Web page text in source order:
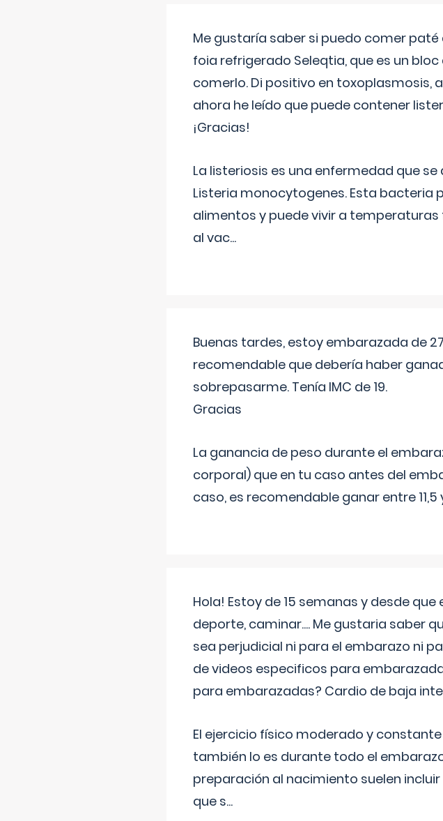
Me gustaría saber si puedo comer
foia refrigerado Seleqtia, que es un
comerlo. Di positivo en toxoplasmosis,
ahora he leído que puede contener
¡Gracias!
La listeriosis es una enfermedad que
Listeria monocytogenes. Esta bacteria
alimentos y puede vivir a
al vac...
Buenas tardes, estoy embarazada de
recomendable que debería haber
sobrepasarme. Tenía IMC de 19.
Gracias
La ganancia de peso durante el
corporal) que en tu caso antes del
caso, es recomendable ganar entre
Hola! Estoy de 15 semanas y desde
deporte, caminar.... Me gustaria saber
sea perjudicial ni para el embarazo ni
de videos especificos para
para embarazadas? Cardio de baja
El ejercicio físico moderado y
también lo es durante todo el
preparación al nacimiento suelen
que s...